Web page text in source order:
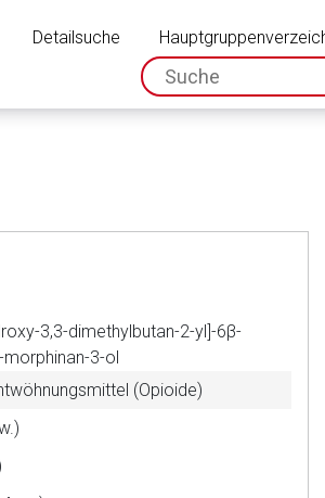
Detailsuche
3,3-dimethylbutan-2-yl]-6β-
3-ol
(Opioide)
externen Seite
aufgerufene Link öffnet eine externe